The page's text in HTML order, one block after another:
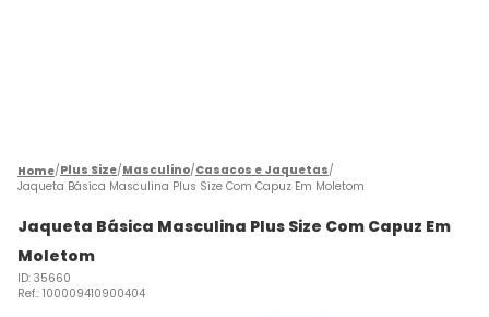
Plus Size Masculino Casacos e Jaquetas
Jaqueta Básica Masculina Plus Size Com Capuz Em Moletom
Jaqueta Básica Masculina Plus Size Com Capuz Em
Moletom
ID: 35660
Ref.: 100009410900404